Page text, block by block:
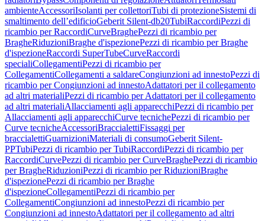
ambienteAccessoriIsolanti per collettoriTubi di protezioneSistemi di
smaltimento dell’edificioGeberit Silent-db20TubiRaccordiPezzi di
ricambio per RaccordiCurveBraghePezzi di ricambio per
BragheRiduzioniBraghe d'ispezionePezzi di ricambio per Braghe
d'ispezioneRaccordi SuperTubeCurveRaccordi
specialiCollegamentiPezzi di ricambio per
CollegamentiCollegamenti a saldareCongiunzioni ad innestoPezzi di
ricambio per Congiunzioni ad innestoAdattatori per il collegamento
ad altri materialiPezzi di ricambio per Adattatori per il collegamento
ad altri materialiAllacciamenti agli apparecchiPezzi di ricambio per
Allacciamenti agli apparecchiCurve tecnichePezzi di ricambio per
Curve tecnicheAccessoriBraccialettiFissaggi per
braccialettiGuarnizioniMateriali di consumoGeberit Silent-
PPTubiPezzi di ricambio per TubiRaccordiPezzi di ricambio per
RaccordiCurvePezzi di ricambio per CurveBraghePezzi di ricambio
per BragheRiduzioniPezzi di ricambio per RiduzioniBraghe
d'ispezionePezzi di ricambio per Braghe
d'ispezioneCollegamentiPezzi di ricambio per
CollegamentiCongiunzioni ad innestoPezzi di ricambio per
Congiunzioni ad innestoAdattatori per il collegamento ad altri